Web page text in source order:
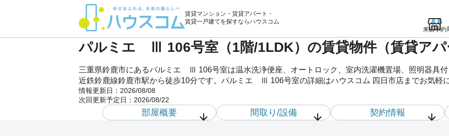
賃貸マンション・賃貸アパート・
賃貸一戸建てを探すならハウスコム
来店予約
パルミエ Ⅲ 106号室（1階/1LDK）の賃貸物件（賃貸アパ
三重県鈴鹿市にあるパルミエ Ⅲ 106号室は温水洗浄便座、オートロック、室内洗濯機置場、照明器具
近鉄鈴鹿線鈴鹿市駅から徒歩10分です。パルミエ Ⅲ 106号室の詳細はハウスコム 四日市店までお気軽
情報更新日： 2026/08/08
次回更新予定日： 2026/08/22
部屋概要 間取り/設備 契約情報